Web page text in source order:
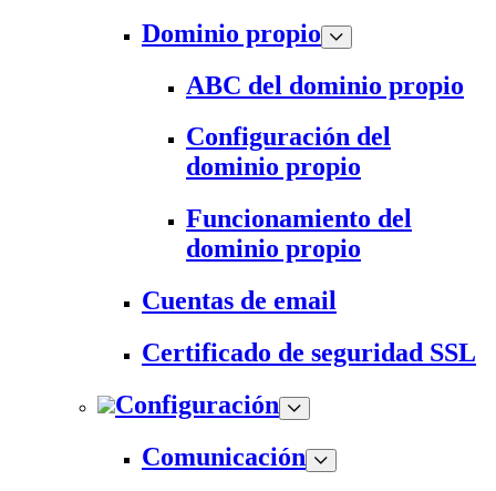
Dominio propio
ABC del dominio propio
Configuración del
dominio propio
Funcionamiento del
dominio propio
Cuentas de email
Certificado de seguridad SSL
Configuración
Comunicación